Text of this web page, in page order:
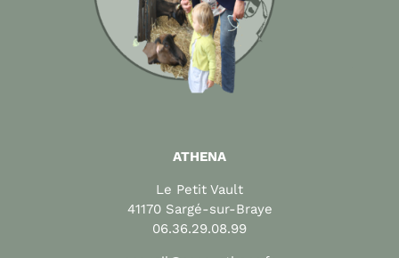
ATHENA
Le Petit Vault
41170 Sargé-sur-Braye
06.36.29.08.99